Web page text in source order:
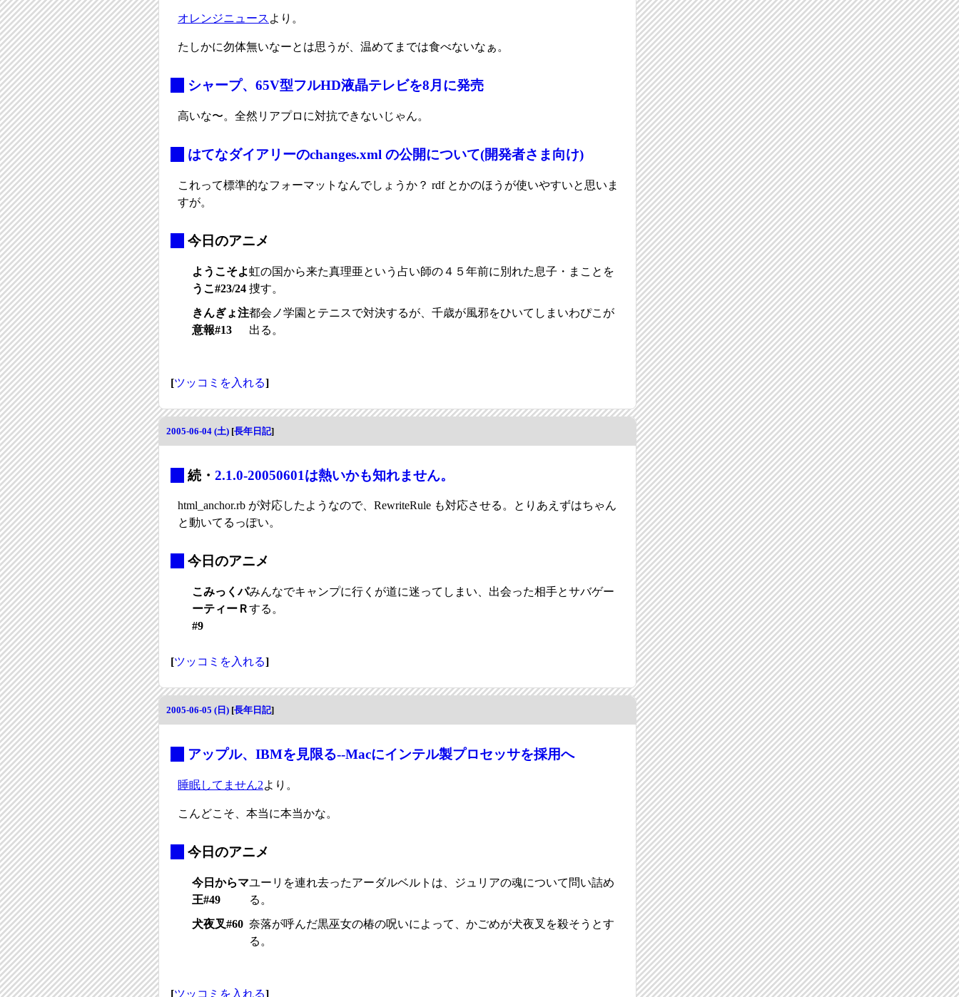
オレンジニュース より。
たしかに勿体無いなーとは思うが、温めてまでは食べないなぁ。
シャープ、65V型フルHD液晶テレビを8月に発売
高いな〜。全然リアプロに対抗できないじゃん。
はてなダイアリーのchanges.xml の公開について(開発者さま向け)
これって標準的なフォーマットなんでしょうか？ rdf とかのほうが使いやすいと思いま
すが。
今日のアニメ
ようこそよ
うこ#23/24
虹の国から来た真理亜という占い師の４５年前に別れた息子・まことを
捜す。
きんぎょ注
意報#13
都会ノ学園とテニスで対決するが、千歳が風邪をひいてしまいわぴこが
出る。
[ツッコミを入れる]
2005-06-04 (土) [長年日記]
続・2.1.0-20050601は熱いかも知れません。
html_anchor.rb が対応したようなので、RewriteRule も対応させる。とりあえずはちゃん
と動いてるっぽい。
今日のアニメ
こみっくパ
ーティーＲ
#9
みんなでキャンプに行くが道に迷ってしまい、出会った相手とサバゲー
する。
[ツッコミを入れる]
2005-06-05 (日) [長年日記]
アップル、IBMを見限る--Macにインテル製プロセッサを採用へ
睡眠してません2より。
こんどこそ、本当に本当かな。
今日のアニメ
今日からマ
王#49
ユーリを連れ去ったアーダルベルトは、ジュリアの魂について問い詰め
る。
犬夜叉#60 奈落が呼んだ黒巫女の椿の呪いによって、かごめが犬夜叉を殺そうとす
る。
[ツッコミを入れる]